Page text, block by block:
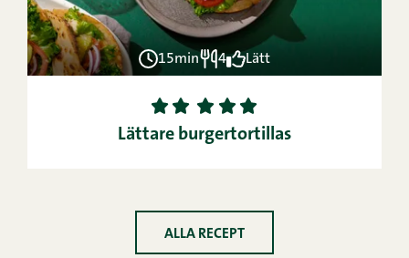
15min 4 Lätt
1 2 3 4
5
Lättare burgertortillas
ALLA RECEPT